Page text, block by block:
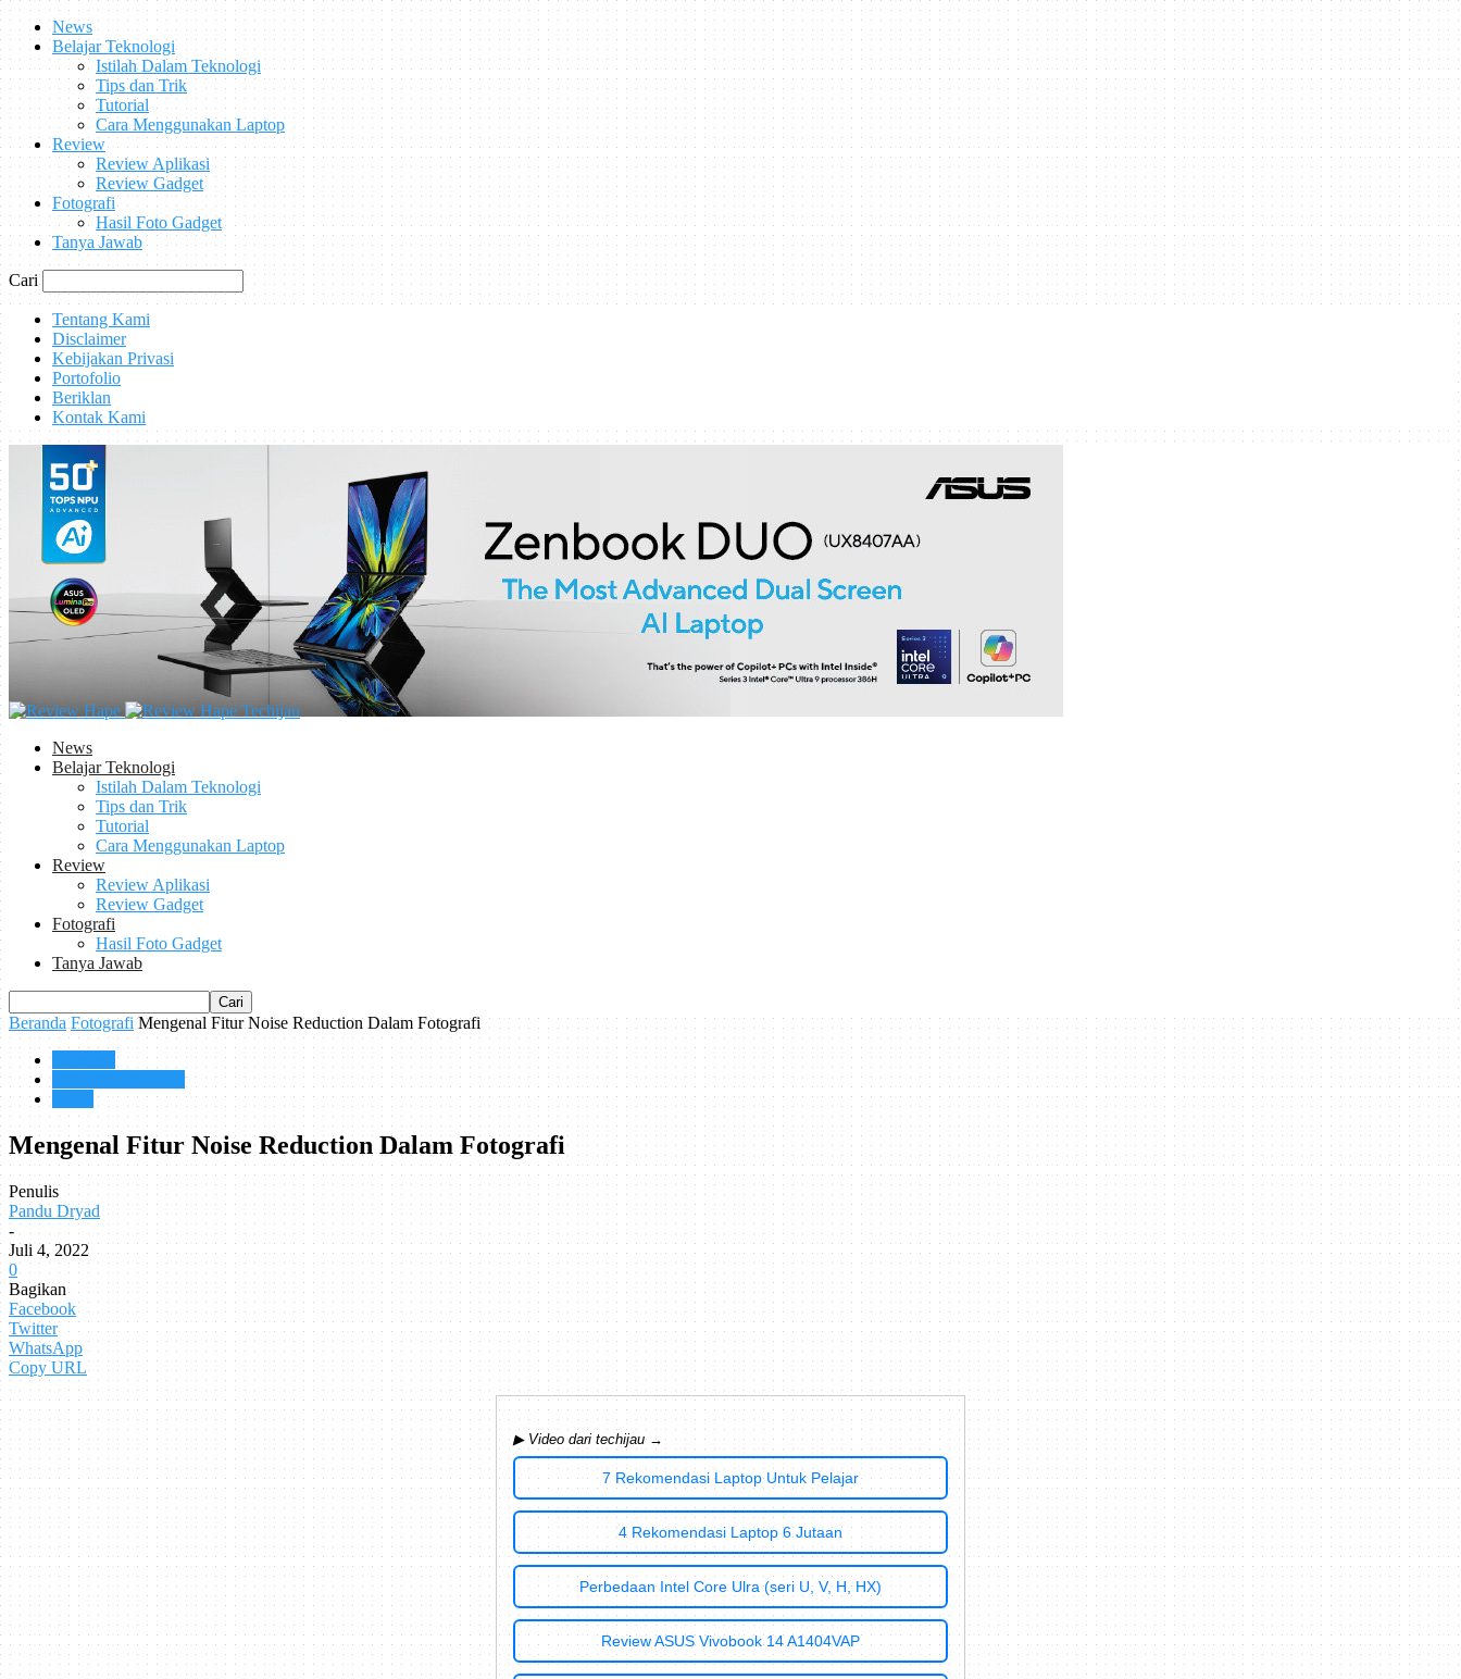
News
Belajar Teknologi
Istilah Dalam Teknologi
Tips dan Trik
Tutorial
Cara Menggunakan Laptop
Review
Review Aplikasi
Review Gadget
Fotografi
Hasil Foto Gadget
Tanya Jawab
Cari
Tentang Kami
Disclaimer
Kebijakan Privasi
Portofolio
Beriklan
Kontak Kami
Techijau
News
Belajar Teknologi
Istilah Dalam Teknologi
Tips dan Trik
Tutorial
Cara Menggunakan Laptop
Review
Review Aplikasi
Review Gadget
Fotografi
Hasil Foto Gadget
Tanya Jawab
Beranda Fotografi Mengenal Fitur Noise Reduction Dalam Fotografi
Mengenal Fitur Noise Reduction Dalam Fotografi
Penulis
Pandu Dryad
-
Juli 4, 2022
0
Bagikan
Facebook
Twitter
WhatsApp
Copy URL
▶ Video dari techijau →
7 Rekomendasi Laptop Untuk Pelajar
4 Rekomendasi Laptop 6 Jutaan
Perbedaan Intel Core Ulra (seri U, V, H, HX)
Review ASUS Vivobook 14 A1404VAP